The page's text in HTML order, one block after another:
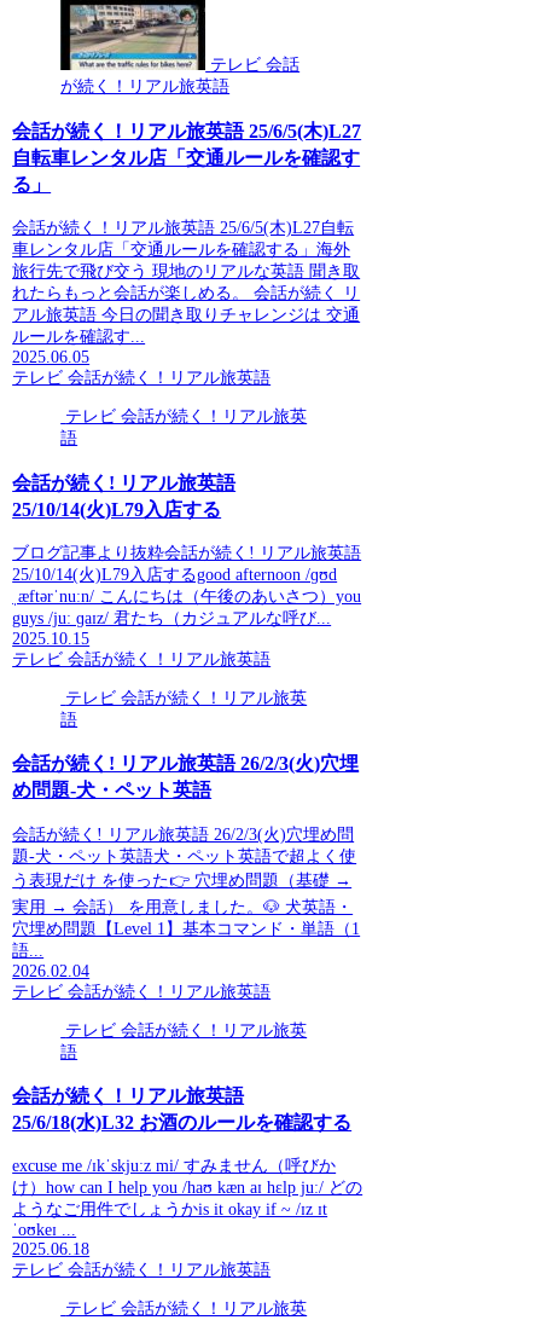
テレビ 会話
が続く！リアル旅英語
会話が続く！リアル旅英語 25/6/5(木)L27
自転車レンタル店「交通ルールを確認す
る」
会話が続く！リアル旅英語 25/6/5(木)L27自転
車レンタル店「交通ルールを確認する」海外
旅行先で飛び交う 現地のリアルな英語 聞き取
れたらもっと会話が楽しめる。 会話が続く リ
アル旅英語 今日の聞き取りチャレンジは 交通
ルールを確認す...
2025.06.05
テレビ 会話が続く！リアル旅英語
テレビ 会話が続く！リアル旅英
語
会話が続く! リアル旅英語
25/10/14(火)L79入店する
ブログ記事より抜粋会話が続く! リアル旅英語
25/10/14(火)L79入店するgood afternoon /ɡʊd
ˌæftərˈnuːn/ こんにちは（午後のあいさつ）you
guys /juː ɡaɪz/ 君たち（カジュアルな呼び...
2025.10.15
テレビ 会話が続く！リアル旅英語
テレビ 会話が続く！リアル旅英
語
会話が続く! リアル旅英語 26/2/3(火)穴埋
め問題-犬・ペット英語
会話が続く! リアル旅英語 26/2/3(火)穴埋め問
題-犬・ペット英語犬・ペット英語で超よく使
う表現だけ を使った👉 穴埋め問題（基礎 →
実用 → 会話） を用意しました。🐶 犬英語・
穴埋め問題【Level 1】基本コマンド・単語（1
語...
2026.02.04
テレビ 会話が続く！リアル旅英語
テレビ 会話が続く！リアル旅英
語
会話が続く！リアル旅英語
25/6/18(水)L32 お酒のルールを確認する
excuse me /ɪkˈskjuːz mi/ すみません（呼びか
け）how can I help you /haʊ kæn aɪ hɛlp juː/ どの
ようなご用件でしょうかis it okay if ~ /ɪz ɪt
ˈoʊkeɪ ...
2025.06.18
テレビ 会話が続く！リアル旅英語
テレビ 会話が続く！リアル旅英